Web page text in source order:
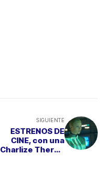
SIGUIENTE
ESTRENOS DE
CINE, con una
Charlize Theron